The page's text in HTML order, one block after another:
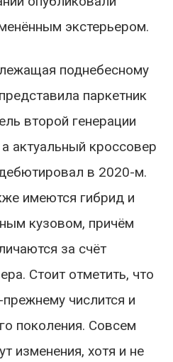
экстерьером.
поднебесному
паркетник
второй генерации
актуальный кроссовер
в 2020-м.
имеются гибрид и
кузовом, причём
за счёт
Стоит отметить, что
числится и
поколения. Совсем
изменения, хотя и не